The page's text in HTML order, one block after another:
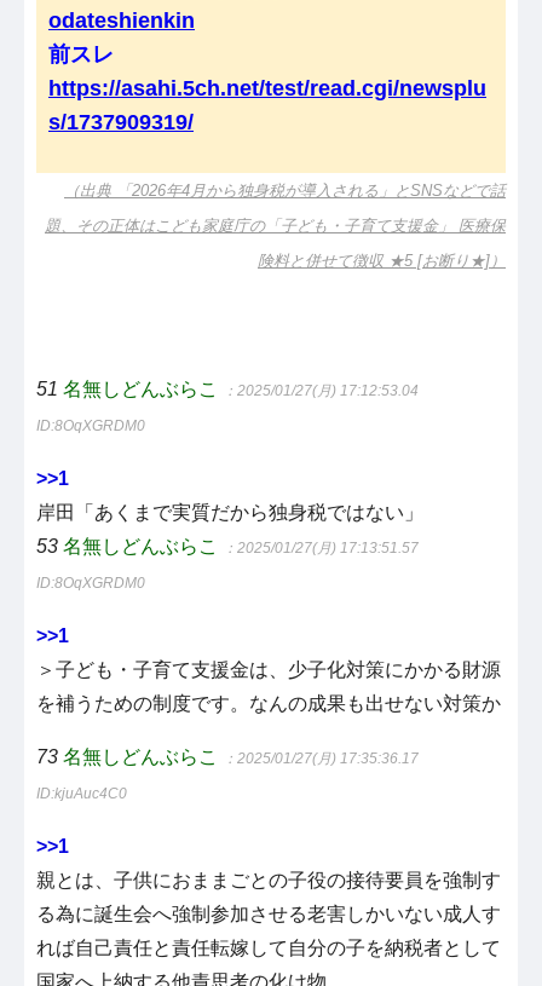
odateshienkin
前スレ
https://asahi.5ch.net/test/read.cgi/newsplu
s/1737909319/
（出典 「2026年4月から独身税が導入される」とSNSなどで話
題、その正体はこども家庭庁の「子ども・子育て支援金」 医療保
険料と併せて徴収 ★5 [お断り★]）
51 名無しどんぶらこ ：2025/01/27(月) 17:12:53.04
ID:8OqXGRDM0
>>1
岸田「あくまで実質だから独身税ではない」
53 名無しどんぶらこ ：2025/01/27(月) 17:13:51.57
ID:8OqXGRDM0
>>1
＞子ども・子育て支援金は、少子化対策にかかる財源
を補うための制度です。なんの成果も出せない対策か
73 名無しどんぶらこ ：2025/01/27(月) 17:35:36.17
ID:kjuAuc4C0
>>1
親とは、子供におままごとの子役の接待要員を強制す
る為に誕生会へ強制参加させる老害しかいない成人す
れば自己責任と責任転嫁して自分の子を納税者として
国家へ上納する他責思考の化け物